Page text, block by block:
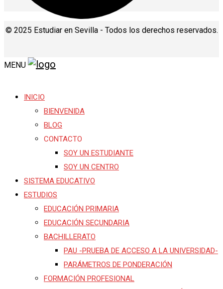
© 2025 Estudiar en Sevilla - Todos los derechos reservados.
MENU
INICIO
BIENVENIDA
BLOG
CONTACTO
SOY UN ESTUDIANTE
SOY UN CENTRO
SISTEMA EDUCATIVO
ESTUDIOS
EDUCACIÓN PRIMARIA
EDUCACIÓN SECUNDARIA
BACHILLERATO
PAU -PRUEBA DE ACCESO A LA UNIVERSIDAD-
PARÁMETROS DE PONDERACIÓN
FORMACIÓN PROFESIONAL